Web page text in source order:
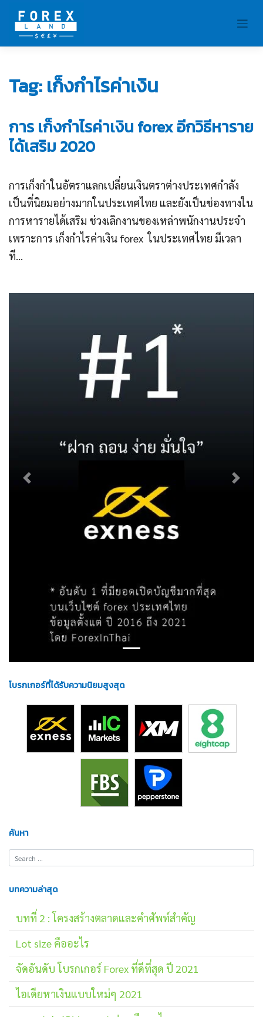
content
Tag:เก็งกำไรค่าเงิน
การ เก็งกําไรค่าเงิน forex อีกวิธีหาราย
ได้เสริม 2020
การเก็งกำในอัตราแลกเปลี่ยนเงินตราต่างประเทศกำลัง
เป็นที่นิยมอย่างมากในประเทศไทย และยังเป็นช่องทางใน
การหารายได้เสริม ช่วงเลิกงานของเหล่าพนักงานประจำ
เพราะการ เก็งกําไรค่าเงิน forex ในประเทศไทย มีเวลา
ที...
Previous Next
โบรกเกอร์ที่ได้รับความนิยมสูงสุด
ค้นหา
บทความล่าสุด
บทที่ 2 : โครงสร้างตลาดและคำศัพท์สำคัญ
Lot size คืออะไร
จัดอันดับ โบรกเกอร์ Forex ที่ดีที่สุด ปี 2021
ไอเดียหาเงินแบบใหม่ๆ 2021